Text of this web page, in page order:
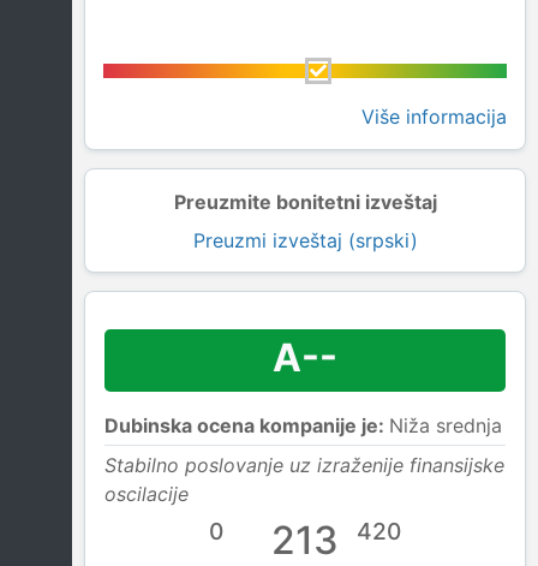
Više informacija
Preuzmite bonitetni izveštaj
Preuzmi izveštaj (srpski)
A--
Dubinska ocena kompanije je: Niža srednja
Stabilno poslovanje uz izraženije finansijske
oscilacije
0 213 420